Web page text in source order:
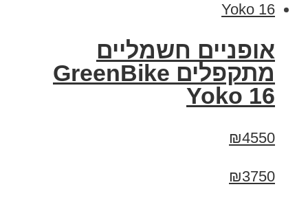
‏אופניים חשמליים
‏מתקפלים GreenBike
Yoko 16
₪4550
₪3750